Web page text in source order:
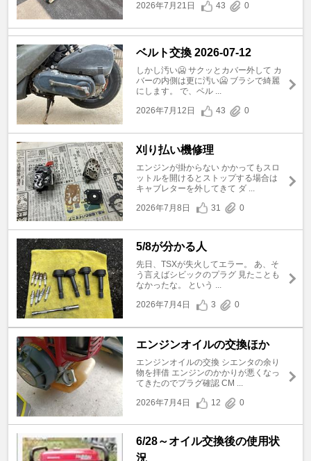
2026年7月21日
43 0
ベルト交換 2026-07-12
しかし汚い🥶 サクッとカバー外して カ
バーの内側は更に汚い🥶 ブラシで綺麗
にします。 で、ベル ...
2026年7月12日
43 0
刈り払い機修理
エンジンが掛からない かかってもスロ
ットルを開けるとストップする場合は
キャブレターを外してきて ダ ...
2026年7月8日
31 0
5/8が分かる人
先日、TSXが失火してエラー。 あ、そ
う言えばシビックのプラグ 見たことも
なかったな。 という ...
2026年7月4日
3 0
エンジンオイルの交換ほか
エンジンオイルの交換 シエンタの余り
物を拝借 エンジンのかかりが悪くなっ
てきたのでプラグ確認 CM ...
2026年7月4日
12 0
6/28～オイル交換後の使用状
況